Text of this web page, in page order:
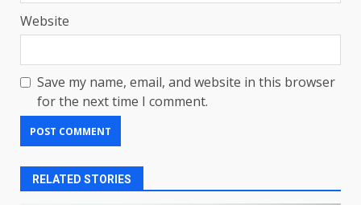
Website
Save my name, email, and website in this browser
for the next time I comment.
RELATED STORIES